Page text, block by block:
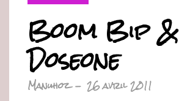
Boom Bip &
Doseone
Manuhoz- 26 avril 2011